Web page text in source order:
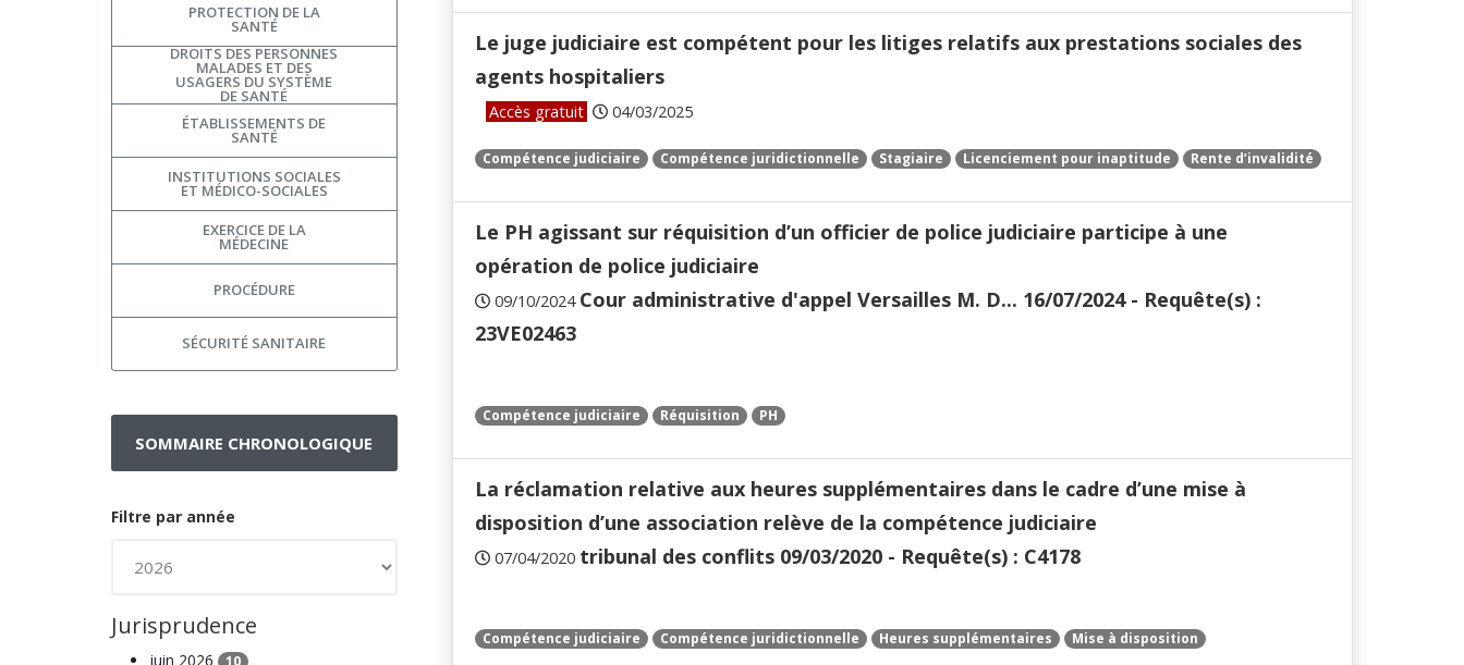
Le juge judiciaire est compétent pour les litiges relatifs aux prestations sociales des
agents hospitaliers
Accès gratuit 04/03/2025
Compétence judiciaire Compétence juridictionnelle Stagiaire Licenciement pour inaptitude Rente d’invalidité
Le PH agissant sur réquisition d’un officier de police judiciaire participe à une
opération de police judiciaire
09/10/2024 Cour administrative d'appel Versailles M. D... 16/07/2024 - Requête(s) :
23VE02463
Compétence judiciaire Réquisition PH
La réclamation relative aux heures supplémentaires dans le cadre d’une mise à
disposition d’une association relève de la compétence judiciaire
07/04/2020 tribunal des conflits 09/03/2020 - Requête(s) : C4178
Compétence judiciaire Compétence juridictionnelle Heures supplémentaires Mise à disposition
PROTECTION DE LA
SANTÉ
DROITS DES PERSONNES
MALADES ET DES
USAGERS DU SYSTÈME
DE SANTÉ
ÉTABLISSEMENTS DE
SANTÉ
INSTITUTIONS SOCIALES
ET MÉDICO-SOCIALES
EXERCICE DE LA
MÉDECINE
PROCÉDURE
SÉCURITÉ SANITAIRE
SOMMAIRE CHRONOLOGIQUE
Filtre par année
Jurisprudence
juin 2026 10